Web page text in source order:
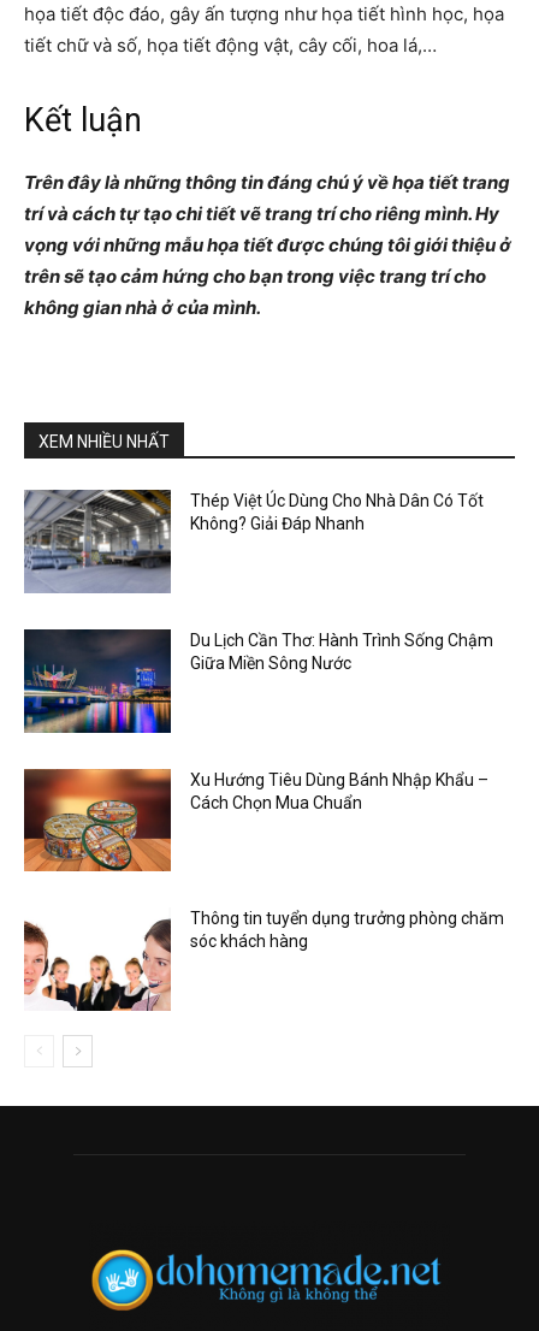
họa tiết độc đáo, gây ấn tượng như họa tiết hình học, họa
tiết chữ và số, họa tiết động vật, cây cối, hoa lá,…
Kết luận
Trên đây là những thông tin đáng chú ý về họa tiết trang
trí và cách tự tạo chi tiết vẽ trang trí cho riêng mình. Hy
vọng với những mẫu họa tiết được chúng tôi giới thiệu ở
trên sẽ tạo cảm hứng cho bạn trong việc trang trí cho
không gian nhà ở của mình.
XEM NHIỀU NHẤT
Thép Việt Úc Dùng Cho Nhà Dân Có Tốt
Không? Giải Đáp Nhanh
Du Lịch Cần Thơ: Hành Trình Sống Chậm
Giữa Miền Sông Nước
Xu Hướng Tiêu Dùng Bánh Nhập Khẩu –
Cách Chọn Mua Chuẩn
Thông tin tuyển dụng trưởng phòng chăm
sóc khách hàng